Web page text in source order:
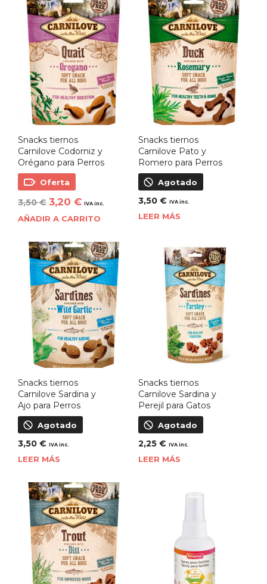
Snacks tiernos
Carnilove Codorniz y
Orégano para Perros
Oferta
3,50€ 3,20 € IVA inc.
AÑADIR A CARRITO
Snacks tiernos
Carnilove Pato y
Romero para Perros
Agotado
3,50 € IVA inc.
LEER MÁS
Snacks tiernos
Carnilove Sardina y
Ajo para Perros
Agotado
3,50 € IVA inc.
LEER MÁS
Snacks tiernos
Carnilove Sardina y
Perejil para Gatos
Agotado
2,25 € IVA inc.
LEER MÁS